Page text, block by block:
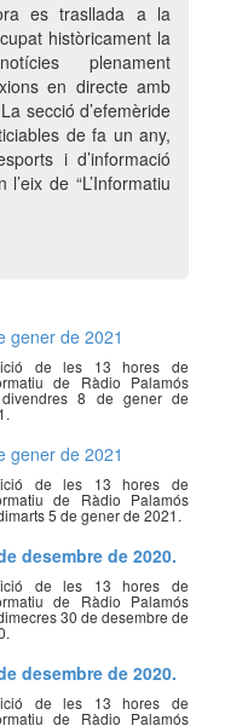
es trasllada a la
històricament la
plenament
en directe amb
secció d’efemèride
de fa un any,
i d’informació
de “L’Informatiu
gener de 2021
de les 13 hores de
de Ràdio Palamós
8 de gener de
gener de 2021
de les 13 hores de
de Ràdio Palamós
5 de gener de 2021.
desembre de 2020.
de les 13 hores de
de Ràdio Palamós
30 de desembre de
desembre de 2020.
de les 13 hores de
de Ràdio Palamós